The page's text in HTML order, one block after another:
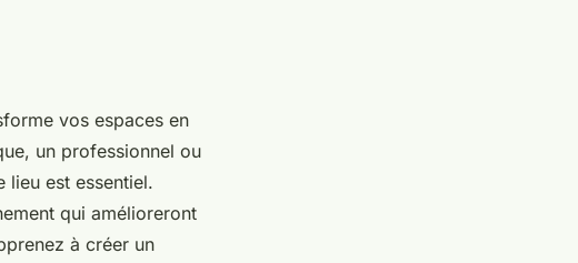
vos espaces en
un professionnel ou
lieu est essentiel.
qui amélioreront
à créer un